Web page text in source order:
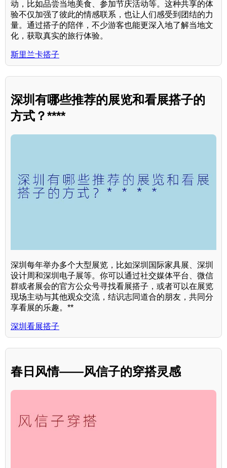
动，比如品尝当地美食、参加节庆活动等。这种共享的体
验不仅加强了彼此的情感联系，也让人们感受到团结的力
量。通过搭子的陪伴，不少游客也能更深入地了解当地文
化，获取真实的旅行体验。
斯里兰卡搭子
深圳有哪些推荐的展览和看展搭子的
方式？****
深圳每年举办多个大型展览，比如深圳国际家具展、深圳
设计周和深圳电子展等。你可以通过社交媒体平台、微信
群或者展会的官方公众号寻找看展搭子，或者可以在展览
现场主动与其他观众交流，结识志同道合的朋友，共同分
享看展的乐趣。**
深圳看展搭子
春日风情——风信子的穿搭灵感